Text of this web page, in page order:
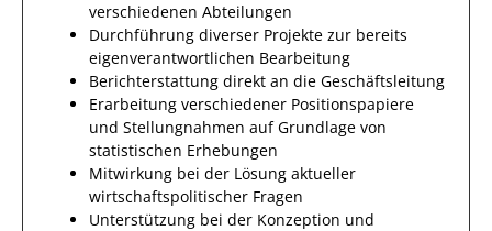
verschiedenen Abteilungen
Durchführung diverser Projekte zur bereits
eigenverantwortlichen Bearbeitung
Berichterstattung direkt an die Geschäftsleitung
Erarbeitung verschiedener Positionspapiere
und Stellungnahmen auf Grundlage von
statistischen Erhebungen
Mitwirkung bei der Lösung aktueller
wirtschaftspolitischer Fragen
Unterstützung bei der Konzeption und